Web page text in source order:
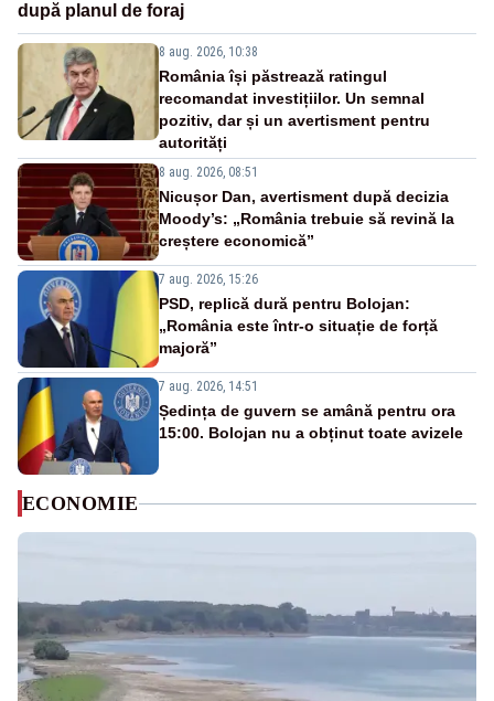
după planul de foraj
8 aug. 2026, 10:38
România își păstrează ratingul
recomandat investițiilor. Un semnal
pozitiv, dar și un avertisment pentru
autorități
8 aug. 2026, 08:51
Nicușor Dan, avertisment după decizia
Moody’s: „România trebuie să revină la
creștere economică”
7 aug. 2026, 15:26
PSD, replică dură pentru Bolojan:
„România este într-o situație de forță
majoră”
7 aug. 2026, 14:51
Ședința de guvern se amână pentru ora
15:00. Bolojan nu a obținut toate avizele
ECONOMIE